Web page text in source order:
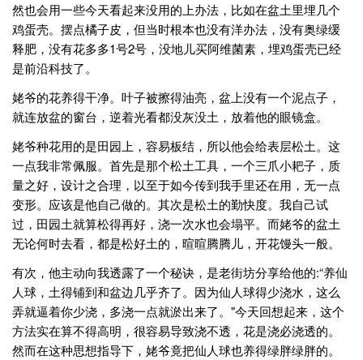
然也会用一些今天看起来没用的上办法，比如在盆土里埋几个
鸡蛋壳。摆点橘子皮，但当时根本也没有洋办法，没有奥绿缓
释肥，没有花多多1号2号，没地儿买阿维菌素，埋鸡蛋壳已经
是前沿科技了。
姥爷的花养得干净。叶子被擦得油亮，盆上没有一个泥点子，
就连放盆的窗台，逆着光看都没灰没土，放着他的眼镜盒。
姥爷种花用的是田园上，容易板结，所以他会给表层松土。这
一点我非常佩服。首先是那个松土工具，一个三爪小耙子，质
量之好，设计之合理，以至于如今传到我手里还在用，无一点
变形。应该是他自己做的。其次是松土的勤快度。我自己试
过，田园土就算松得再好，浇一次水也会塌平。而姥爷的盆土
无论何时去看，都是松好土的，暄暄腾腾儿，开花馒头一般。
有次，他主动向我透露了一个秘诀，是老街坊分享给他的:“养仙
人球，土得铺到和盆边几乎齐了。因为仙人球得少浇水，这么
弄就逼着你少浇，多浇一点就淤出来了。"今天回想起来，这个
方法实在算不得高明，很容易导致浇不透，花是浇必浇透的。
然而在这种思想指导下，姥爷竟把仙人球也养得绿胖绿胖的。